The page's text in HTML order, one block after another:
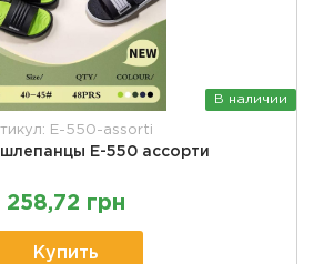
В наличии
E-550-assorti
E-550 ассорти
258,72 грн
Купить